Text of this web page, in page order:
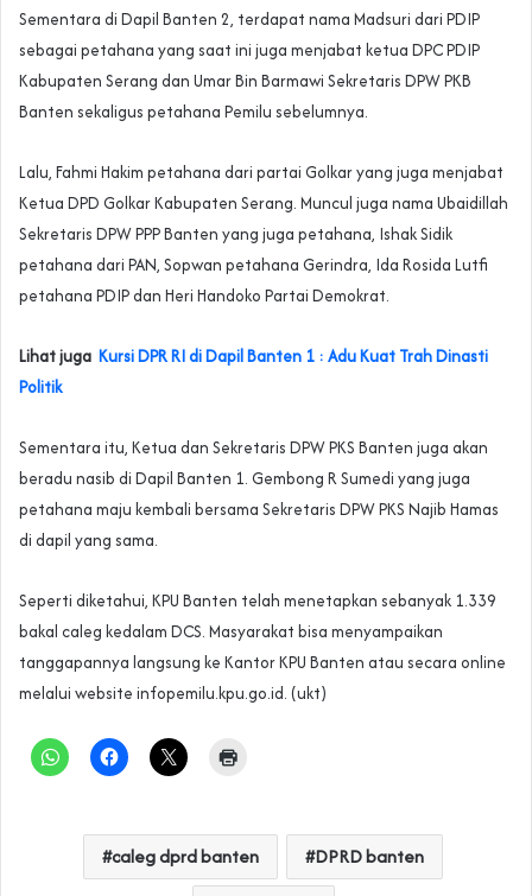
Sementara di Dapil Banten 2, terdapat nama Madsuri dari PDIP
sebagai petahana yang saat ini juga menjabat ketua DPC PDIP
Kabupaten Serang dan Umar Bin Barmawi Sekretaris DPW PKB
Banten sekaligus petahana Pemilu sebelumnya.
Lalu, Fahmi Hakim petahana dari partai Golkar yang juga menjabat
Ketua DPD Golkar Kabupaten Serang. Muncul juga nama Ubaidillah
Sekretaris DPW PPP Banten yang juga petahana, Ishak Sidik
petahana dari PAN, Sopwan petahana Gerindra, Ida Rosida Lutfi
petahana PDIP dan Heri Handoko Partai Demokrat.
Lihat juga Kursi DPR RI di Dapil Banten 1 : Adu Kuat Trah Dinasti
Politik
Sementara itu, Ketua dan Sekretaris DPW PKS Banten juga akan
beradu nasib di Dapil Banten 1. Gembong R Sumedi yang juga
petahana maju kembali bersama Sekretaris DPW PKS Najib Hamas
di dapil yang sama.
Seperti diketahui, KPU Banten telah menetapkan sebanyak 1.339
bakal caleg kedalam DCS. Masyarakat bisa menyampaikan
tanggapannya langsung ke Kantor KPU Banten atau secara online
melalui website infopemilu.kpu.go.id. (ukt)
caleg dprd banten DPRD banten